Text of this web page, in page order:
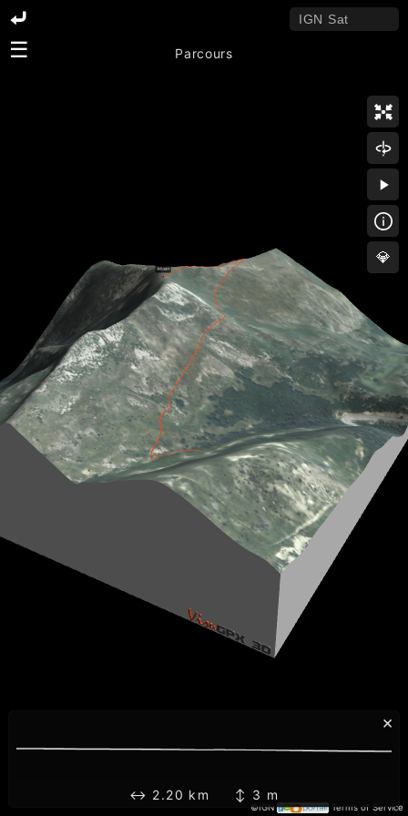
©IGN Terms of Service
☰
💎
×
↔ 2.20 km ↕ 3 m
Parcours